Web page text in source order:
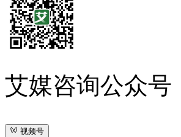
艾媒咨询公众号
视频号